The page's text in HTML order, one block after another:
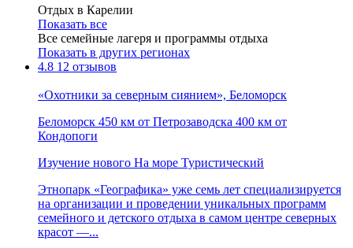
Отдых в Карелии
Показать все
Все семейные лагеря и программы отдыха
Показать в других регионах
4.8 12 отзывов
«Охотники за северным сиянием», Беломорск
Беломорск 450 км от Петрозаводска 400 км от
Кондопоги
Изучение нового На море Туристический
Этнопарк «Географика» уже семь лет специализируется
на организации и проведении уникальных программ
семейного и детского отдыха в самом центре северных
красот —...